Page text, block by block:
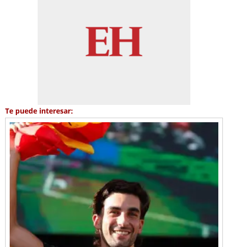
Te puede interesar: